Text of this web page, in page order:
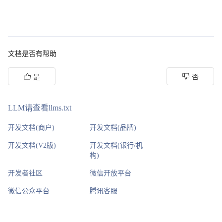
文档是否有帮助
是 否
LLM请查看llms.txt
开发文档(商户) 开发文档(品牌)
开发文档(V2版)
开发文档(银行/机
构)
开发者社区 微信开放平台
微信公众平台 腾讯客服